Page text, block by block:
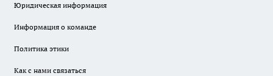
Юридическая информация
Информация о команде
Политика этики
Как с нами связаться